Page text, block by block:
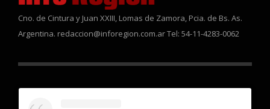
Cno. de Cintura y Juan XXIII, Lomas de Zamora, Pcia. de Bs. As.
Argentina. redaccion@inforegion.com.ar Tel: 54-11-4283-0062